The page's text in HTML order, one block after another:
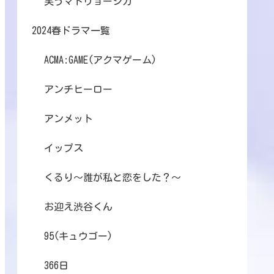
2024春ドラマ一覧
ACMA:GAME(アクマゲーム)
アンチヒーロー
アンメット
イップス
くるり～誰が私と恋をした？～
お迎え渋谷くん
95(キュウゴー)
366日